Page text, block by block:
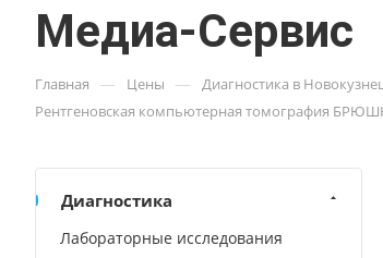
Медиа-Сервис
Главная — Цены — Диагностика в
Рентгеновская компьютерная томография
Диагностика
Лабораторные исследования